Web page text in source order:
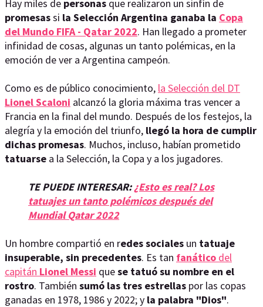
Hay miles de personas que realizaron un sinfín de
promesassi la Selección Argentina ganaba la Copa
del Mundo FIFA - Qatar 2022. Han llegado a prometer
infinidad de cosas, algunas un tanto polémicas, en la
emoción de ver a Argentina campeón.
Como es de público conocimiento, la Selección del DT
Lionel Scaloni alcanzó la gloria máxima tras vencer a
Francia en la final del mundo. Después de los festejos, la
alegría y la emoción del triunfo, llegó la hora de cumplir
dichas promesas. Muchos, incluso, habían prometido
tatuarse a la Selección, la Copa y a los jugadores.
TE PUEDE INTERESAR:¿Esto es real? Los
tatuajes un tanto polémicos después del
Mundial Qatar 2022
Un hombre compartió en redes sociales un tatuaje
insuperable, sin precedentes. Es tan fanático del
capitán Lionel Messi quese tatuó su nombre en el
rostro. También sumó las tres estrellas por las copas
ganadas en 1978, 1986 y 2022; y la palabra "Dios".